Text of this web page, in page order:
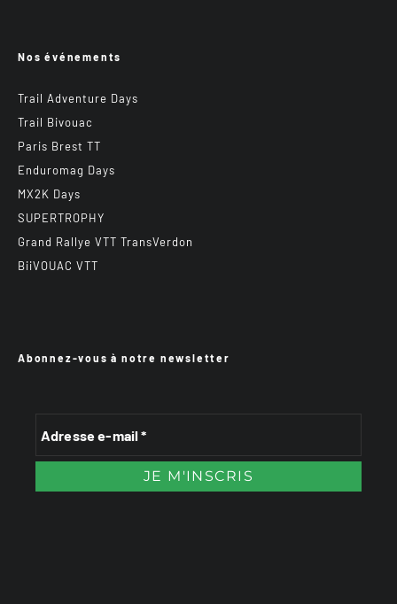
Nos événements
Trail Adventure Days
Trail Bivouac
Paris Brest TT
Enduromag Days
MX2K Days
SUPERTROPHY
Grand Rallye VTT TransVerdon
BiiVOUAC VTT
Abonnez-vous à notre newsletter